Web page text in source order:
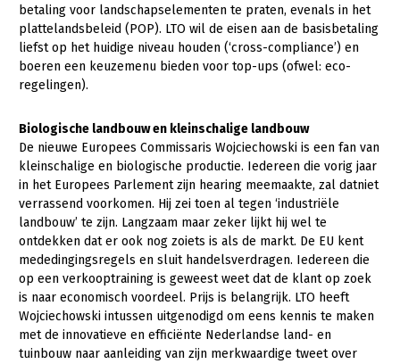
betaling voor landschapselementen te praten, evenals in het
plattelandsbeleid (POP). LTO wil de eisen aan de basisbetaling
liefst op het huidige niveau houden (‘cross-compliance’) en
boeren een keuzemenu bieden voor top-ups (ofwel: eco-
regelingen).
Biologische landbouw en kleinschalige landbouw
De nieuwe Europees Commissaris Wojciechowski is een fan van
kleinschalige en biologische productie. Iedereen die vorig jaar
in het Europees Parlement zijn hearing meemaakte, zal datniet
verrassend voorkomen. Hij zei toen al tegen ‘industriële
landbouw’ te zijn. Langzaam maar zeker lijkt hij wel te
ontdekken dat er ook nog zoiets is als de markt. De EU kent
mededingingsregels en sluit handelsverdragen. Iedereen die
op een verkooptraining is geweest weet dat de klant op zoek
is naar economisch voordeel. Prijs is belangrijk. LTO heeft
Wojciechowski intussen uitgenodigd om eens kennis te maken
met de innovatieve en efficiënte Nederlandse land- en
tuinbouw naar aanleiding van zijn merkwaardige tweet over